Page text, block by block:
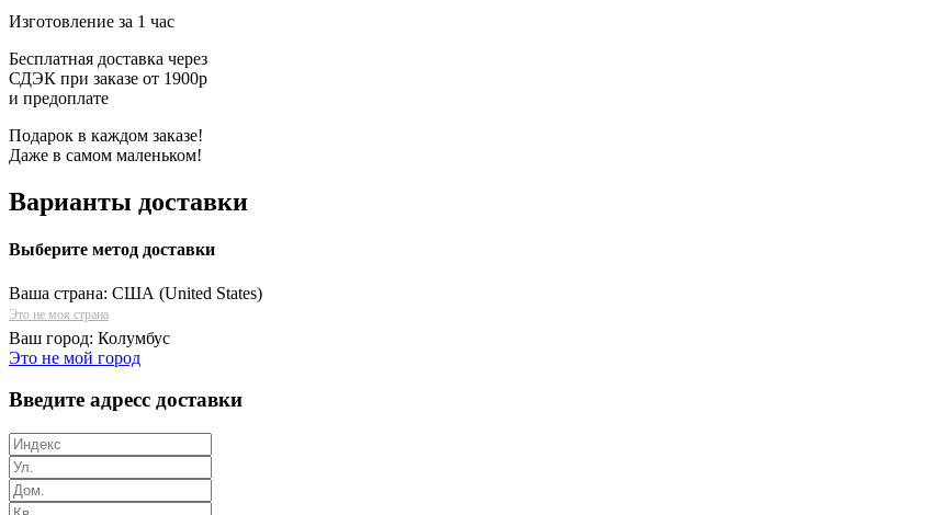
Изготовление за 1 час
Бесплатная доставка через
СДЭК при заказе от 1900р
и предоплате
Подарок в каждом заказе!
Даже в самом маленьком!
Варианты доставки
Выберите метод доставки
Ваша страна: США (United States)
Это не моя страна
Ваш город: Колумбус
Это не мой город
Введите адресс доставки